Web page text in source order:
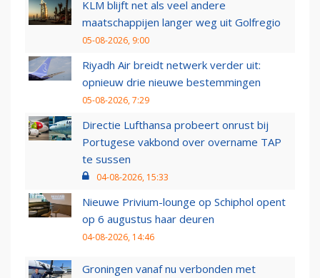
KLM blijft net als veel andere
maatschappijen langer weg uit Golfregio
05-08-2026, 9:00
Riyadh Air breidt netwerk verder uit:
opnieuw drie nieuwe bestemmingen
05-08-2026, 7:29
Directie Lufthansa probeert onrust bij
Portugese vakbond over overname TAP
te sussen
04-08-2026, 15:33
Nieuwe Privium-lounge op Schiphol opent
op 6 augustus haar deuren
04-08-2026, 14:46
Groningen vanaf nu verbonden met